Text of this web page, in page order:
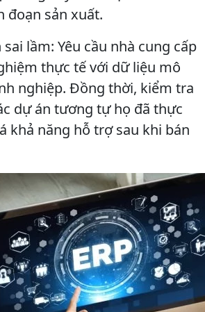
đoạn sản xuất.
lầm: Yêu cầu nhà cung cấp
thực tế với dữ liệu mô
nghiệp. Đồng thời, kiểm tra
dự án tương tự họ đã thực
khả năng hỗ trợ sau khi bán